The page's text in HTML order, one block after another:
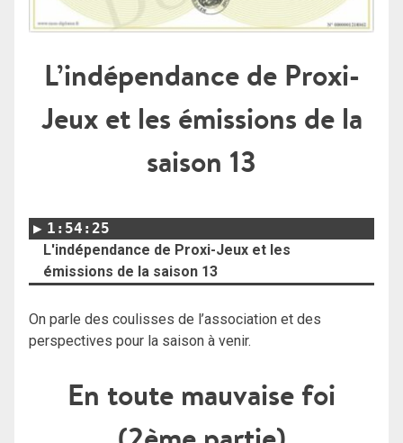
L’indépendance de Proxi-
Jeux et les émissions de la
saison 13
1:54:25
L'indépendance de Proxi-Jeux et les
émissions de la saison 13
On parle des coulisses de l’association et des
perspectives pour la saison à venir.
En toute mauvaise foi